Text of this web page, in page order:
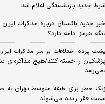
شرط جدید بازنشستگی اعلام شد
خبر جدید پاکستان درباره مذاکرات
تنگه هرمز ادامه دارد؟
پشت پرده اختلافات بر سر مذاکرات
پزشکیان را خسته کنند/هیچ مذاکره‌ای
نمی‌رسد
زنگ خطر برای طبقه متوسط تهران به
سمت فقر رانده می‌شوند